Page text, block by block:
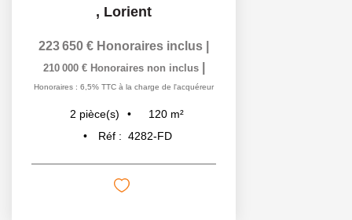
, Lorient
223 650 € Honoraires inclus
210 000 € Honoraires non inclus
Honoraires : 6,5% TTC à la charge de l'acquéreur
2 pièce(s) 120 m²
Réf : 4282-FD